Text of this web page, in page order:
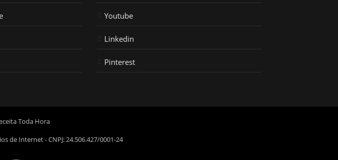
Youtube
Linkedin
Pinterest
Toda Hora
de Internet - CNPJ: 24.506.427/0001-24